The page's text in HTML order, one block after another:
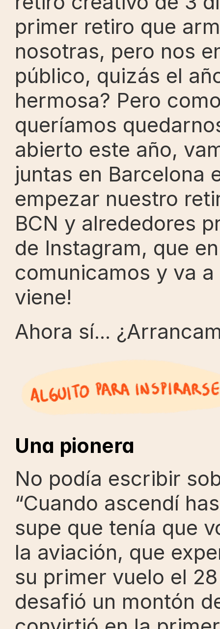
primer retiro que
nosotras, pero nos
público, quizás el
hermosa? Pero
queríamos
abierto este año,
juntas en Barcelona
empezar nuestro
BCN y alrededores
de Instagram, que
comunicamos y va
viene!
Ahora sí...
Una pionera
No podía escribir
“Cuando ascendí
supe que tenía que
la aviación, que
su primer vuelo el
desafió un montón